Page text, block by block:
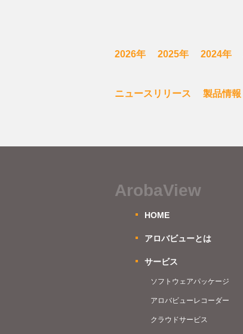
2026年 2025年 2024年
ニュースリリース 製品情報
ArobaView
HOME
アロバビューとは
サービス
ソフトウェアパッケージ
アロバビューレコーダー
クラウドサービス